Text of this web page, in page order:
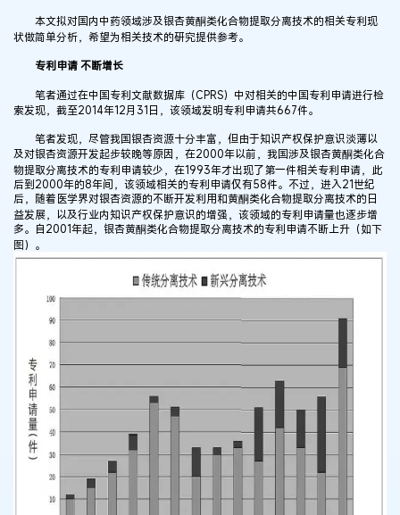
本文拟对国内中药领域涉及银杏黄酮类化合物提取分离技术的相关专利现
状做简单分析，希望为相关技术的研究提供参考。
专利申请 不断增长
笔者通过在中国专利文献数据库（CPRS）中对相关的中国专利申请进行检
索发现，截至2014年12月31日，该领域发明专利申请共667件。
笔者发现，尽管我国银杏资源十分丰富，但由于知识产权保护意识淡薄以
及对银杏资源开发起步较晚等原因，在2000年以前，我国涉及银杏黄酮类化合
物提取分离技术的专利申请较少，在1993年才出现了第一件相关专利申请，此
后到2000年的8年间，该领域相关的专利申请仅有58件。不过，进入21世纪
后，随着医学界对银杏资源的不断开发利用和黄酮类化合物提取分离技术的日
益发展，以及行业内知识产权保护意识的增强，该领域的专利申请量也逐步增
多。自2001年起，银杏黄酮类化合物提取分离技术的专利申请不断上升（如下
图）。